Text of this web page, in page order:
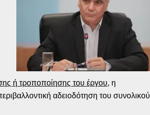
ή τροποποίησης του έργου, η
αδειοδότηση του συνολικού